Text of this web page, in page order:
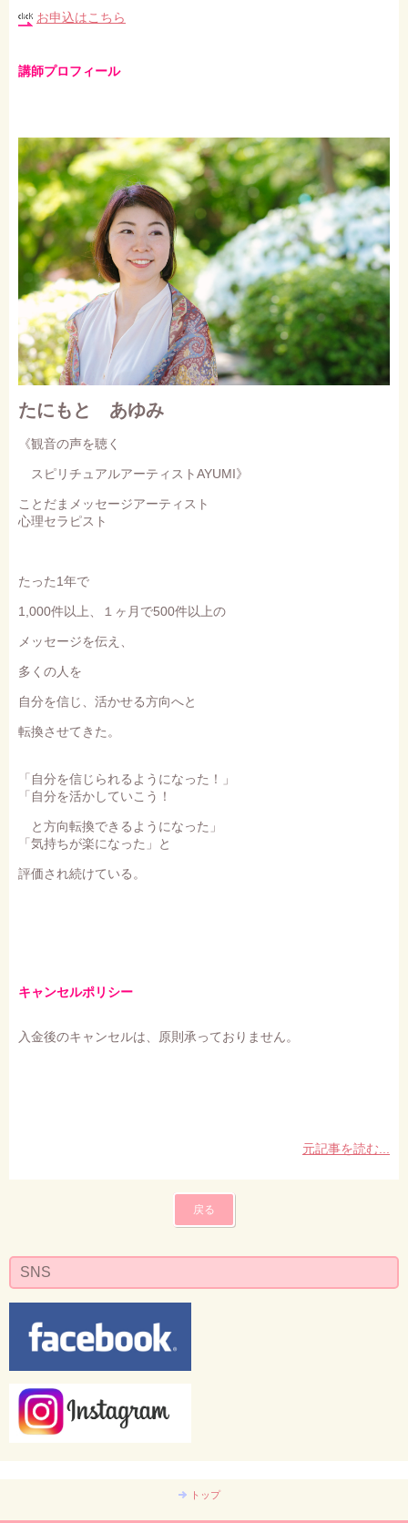
お申込はこちら
講師プロフィール
たにもと あゆみ
《観音の声を聴く
スピリチュアルアーティストAYUMI》
ことだまメッセージアーティスト
心理セラピスト
たった1年で
1,000件以上、１ヶ月で500件以上の
メッセージを伝え、
多くの人を
自分を信じ、活かせる方向へと
転換させてきた。
「自分を信じられるようになった！」
「自分を活かしていこう！
と方向転換できるようになった」
「気持ちが楽になった」と
評価され続けている。
キャンセルポリシー
入金後のキャンセルは、原則承っておりません。
元記事を読む...
戻る
SNS
トップ